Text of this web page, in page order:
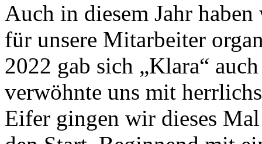
Auch in diesem Jahr
für unsere Mitarbeiter
2022 gab sich „Klara“
verwöhnte uns mit
Eifer gingen wir dieses